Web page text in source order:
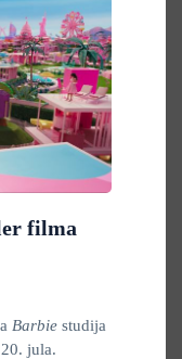
filma
Barbie studija
jula.